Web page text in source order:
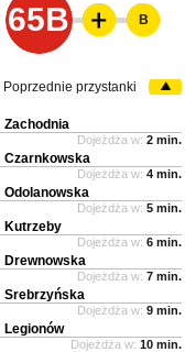
65B B
Poprzednie przystanki
Zachodnia
Dojeżdża w: 2 min.
Czarnkowska
Dojeżdża w: 4 min.
Odolanowska
Dojeżdża w: 5 min.
Kutrzeby
Dojeżdża w: 6 min.
Drewnowska
Dojeżdża w: 7 min.
Srebrzyńska
Dojeżdża w: 9 min.
Legionów
Dojeżdża w: 10 min.